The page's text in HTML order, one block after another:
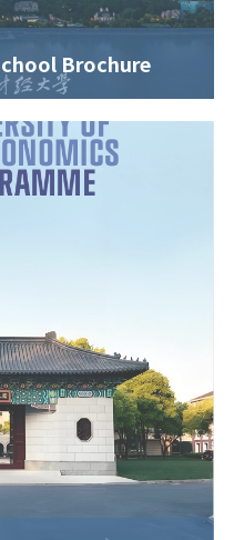
Brochure